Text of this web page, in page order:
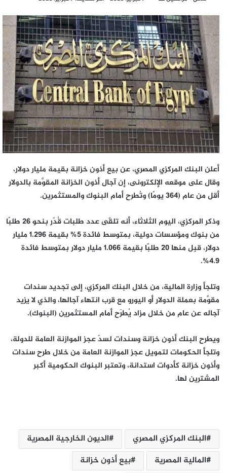
إلكترونيا
أعلن البنك المركزي المصري، عن بيع أذون خزانة بقيمة مليار دولار،
وقال على موقعه الإلكترونى، إن آجال أذون الخزانة المقوَّمة بالدولار
أقل من عام (364 يومًا) وتُطرح أمام البنوك والمستثمرين.
وذكر المركزي، اليوم الثلاثاء، أنه تلقّى عدد طلبات قُدّر بنحو 26 طلبًا
من بنوك ومؤسسات دولية، بمتوسط فائدة 5% بقيمة 1.296 مليار
دولار، قبِل منها 20 طلبًا بقيمة 1.066 مليار دولار بمتوسط فائدة
4.9%.
وتلجأ وزارة المالية، من خلال البنك المركزي، إلى تجديد سندات
مقوَّمة بعملة الدولار أو اليورو مع قرب انتهاء آجالها، والذي لا يزيد
آجاله عن عام من خلال مزاد يُطرَح أمام المستثمرين (البنوك).
ويطرح البنك أذون خزانة وسندات لسدّ عجز الموازنة العامة للدولة،
وتلجأ الحكومات لتمويل عجز الموازنة العامة من خلال طرح سندات
وأذون خزانة كأدوات استدانة، وتعتبر البنوك الحكومية أكبر
المشترين لها.
البنك المركزي المصري
الديون الخارجية المصرية
المالية المصرية
بيع أذون خزانة